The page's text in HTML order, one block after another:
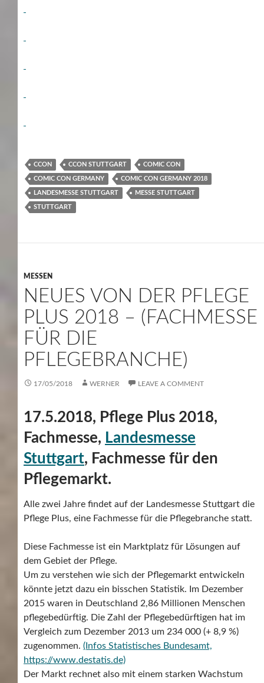
CCON CCON STUTTGART COMIC CON
COMIC CON GERMANY COMIC CON GERMANY 2018
LANDESMESSE STUTTGART MESSE STUTTGART
STUTTGART
MESSEN
NEUES VON DER PFLEGE
PLUS 2018 – (FACHMESSE
FÜR DIE
PFLEGEBRANCHE)
17/05/2018 WERNER LEAVE A COMMENT
17.5.2018, Pflege Plus 2018,
Fachmesse, Landesmesse
Stuttgart, Fachmesse für den
Pflegemarkt.
Alle zwei Jahre findet auf der Landesmesse Stuttgart die
Pflege Plus, eine Fachmesse für die Pflegebranche statt.
Diese Fachmesse ist ein Marktplatz für Lösungen auf
dem Gebiet der Pflege.
Um zu verstehen wie sich der Pflegemarkt entwickeln
könnte jetzt dazu ein bisschen Statistik. Im Dezember
2015 waren in Deutschland 2,86 Millionen Menschen
pflegebedürftig. Die Zahl der Pflegebedürftigen hat im
Vergleich zum Dezember 2013 um 234 000 (+ 8,9 %)
zugenommen. (Infos Statistisches Bundesamt,
https://www.destatis.de)
Der Markt rechnet also mit einem starken Wachstum